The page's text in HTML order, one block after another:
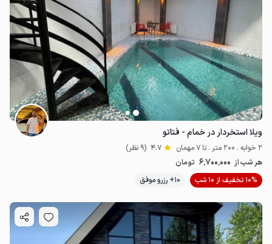
6.7 میلیون ت 4.7
ویلا استخردار در خمام - فتاتو
2 خوابه . 200 متر . تا 7 مهمان 4.7 (9 نظر)
هر شب از 6٬700٬000 تومان
10% تخفیف از 10 شب
10+ رزرو موفق